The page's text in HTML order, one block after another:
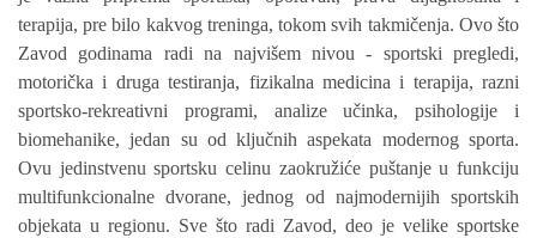
terapija, pre bilo kakvog treninga, tokom svih takmičenja. Ovo što
Zavod godinama radi na najvišem nivou - sportski pregledi,
motorička i druga testiranja, fizikalna medicina i terapija, razni
sportsko-rekreativni programi, analize učinka, psihologije i
biomehanike, jedan su od ključnih aspekata modernog sporta.
Ovu jedinstvenu sportsku celinu zaokružiće puštanje u funkciju
multifunkcionalne dvorane, jednog od najmodernijih sportskih
objekata u regionu. Sve što radi Zavod, deo je velike sportske